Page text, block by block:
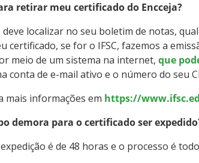
retirar meu certificado do Encceja?
localizar no seu boletim de notas,
certificado, se for o IFSC, fazemos a
meio de um sistema na internet, que
conta de e-mail ativo e o número do seu
mais informações em https://
demora para o certificado ser
é de 48 horas e o processo é